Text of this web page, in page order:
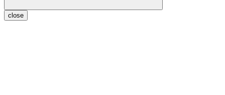
close